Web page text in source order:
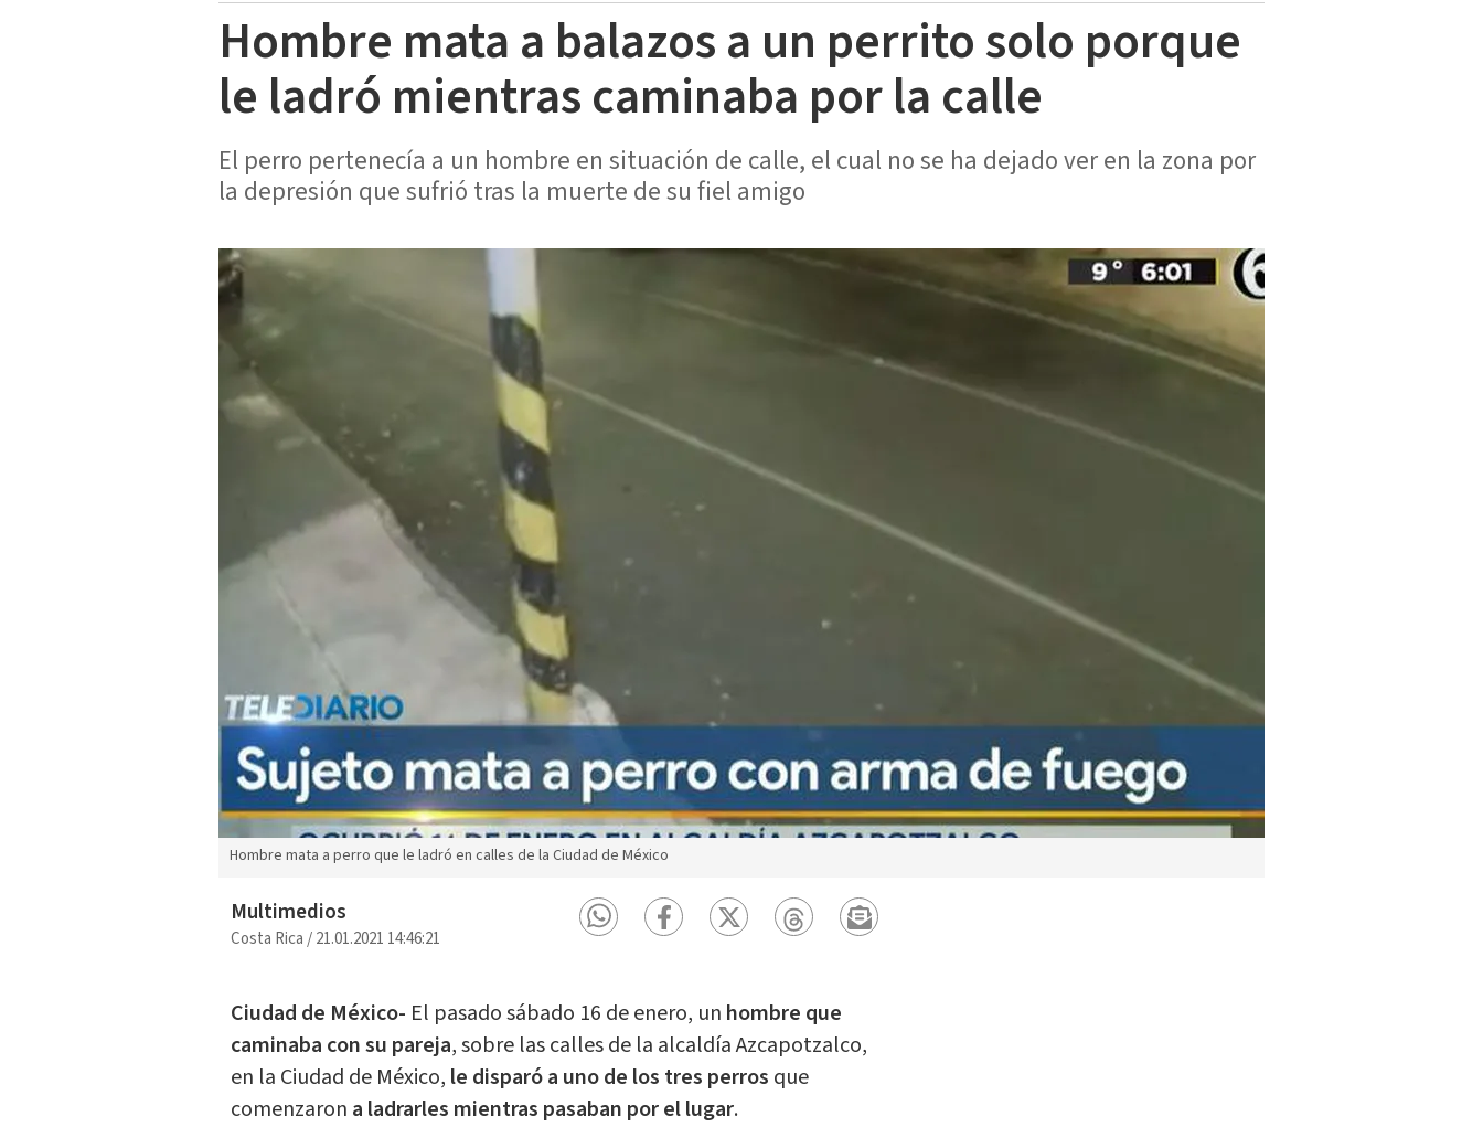
Hombre mata a balazos a un perrito solo porque
le ladró mientras caminaba por la calle
El perro pertenecía a un hombre en situación de calle, el cual no se ha dejado ver en la zona por
la depresión que sufrió tras la muerte de su fiel amigo
Hombre mata a perro que le ladró en calles de la Ciudad de México
Multimedios
Costa Rica/21.01.2021 14:46:21
Ciudad de México- El pasado sábado 16 de enero, un hombre que
caminaba con su pareja, sobre las calles de la alcaldía Azcapotzalco,
en la Ciudad de México, le disparó a uno de los tres perros que
comenzaron a ladrarles mientras pasaban por el lugar.